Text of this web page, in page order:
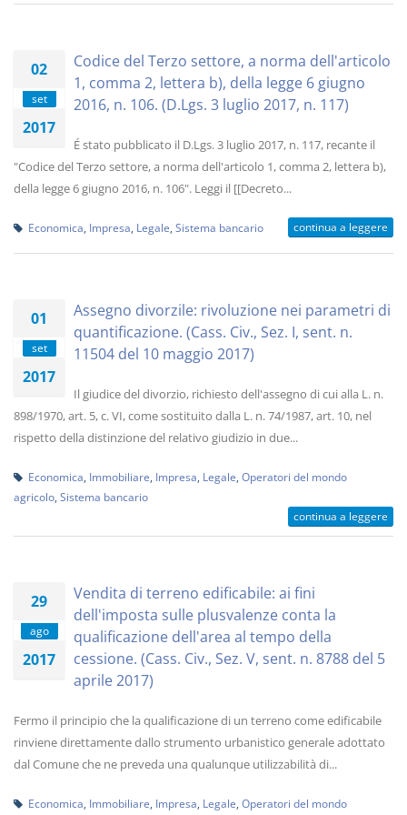
02
set
2017
Codice del Terzo settore, a norma dell'articolo
1, comma 2, lettera b), della legge 6 giugno
2016, n. 106. (D.Lgs. 3 luglio 2017, n. 117)
É stato pubblicato il D.Lgs. 3 luglio 2017, n. 117, recante il
"Codice del Terzo settore, a norma dell'articolo 1, comma 2, lettera b),
della legge 6 giugno 2016, n. 106". Leggi il [[Decreto...
Economica Impresa Legale Sistema bancario continua a leggere
01
set
2017
Assegno divorzile: rivoluzione nei parametri di
quantificazione. (Cass. Civ., Sez. I, sent. n.
11504 del 10 maggio 2017)
Il giudice del divorzio, richiesto dell'assegno di cui alla L. n.
898/1970, art. 5, c. VI, come sostituito dalla L. n. 74/1987, art. 10, nel
rispetto della distinzione del relativo giudizio in due...
Economica Immobiliare Impresa Legale Operatori del mondo
agricolo Sistema bancario
continua a leggere
29
ago
2017
Vendita di terreno edificabile: ai fini
dell'imposta sulle plusvalenze conta la
qualificazione dell'area al tempo della
cessione. (Cass. Civ., Sez. V, sent. n. 8788 del 5
aprile 2017)
Fermo il principio che la qualificazione di un terreno come edificabile
rinviene direttamente dallo strumento urbanistico generale adottato
dal Comune che ne preveda una qualunque utilizzabilità di...
Economica Immobiliare Impresa Legale Operatori del mondo